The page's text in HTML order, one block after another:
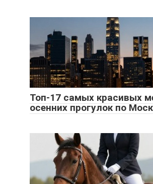
Топ-17 самых красивых
осенних прогулок по